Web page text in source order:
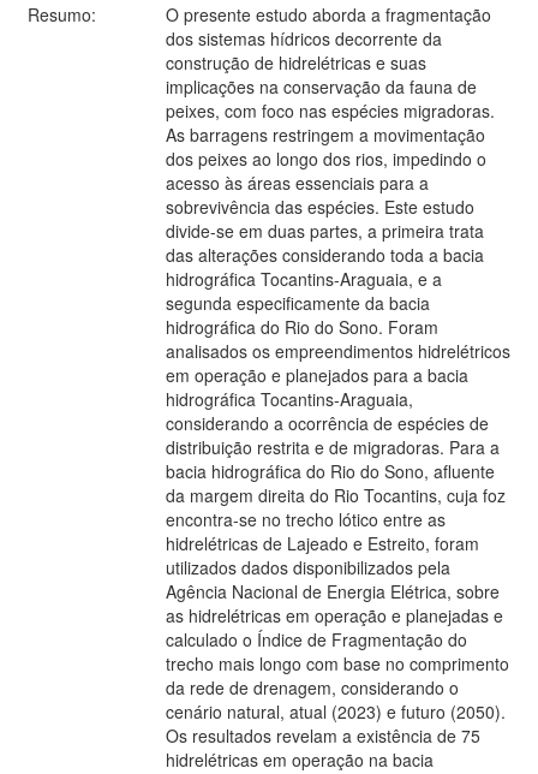
Resumo:
O presente estudo aborda a fragmentação
dos sistemas hídricos decorrente da
construção de hidrelétricas e suas
implicações na conservação da fauna de
peixes, com foco nas espécies migradoras.
As barragens restringem a movimentação
dos peixes ao longo dos rios, impedindo o
acesso às áreas essenciais para a
sobrevivência das espécies. Este estudo
divide-se em duas partes, a primeira trata
das alterações considerando toda a bacia
hidrográfica Tocantins-Araguaia, e a
segunda especificamente da bacia
hidrográfica do Rio do Sono. Foram
analisados os empreendimentos hidrelétricos
em operação e planejados para a bacia
hidrográfica Tocantins-Araguaia,
considerando a ocorrência de espécies de
distribuição restrita e de migradoras. Para a
bacia hidrográfica do Rio do Sono, afluente
da margem direita do Rio Tocantins, cuja foz
encontra-se no trecho lótico entre as
hidrelétricas de Lajeado e Estreito, foram
utilizados dados disponibilizados pela
Agência Nacional de Energia Elétrica, sobre
as hidrelétricas em operação e planejadas e
calculado o Índice de Fragmentação do
trecho mais longo com base no comprimento
da rede de drenagem, considerando o
cenário natural, atual (2023) e futuro (2050).
Os resultados revelam a existência de 75
hidrelétricas em operação na bacia